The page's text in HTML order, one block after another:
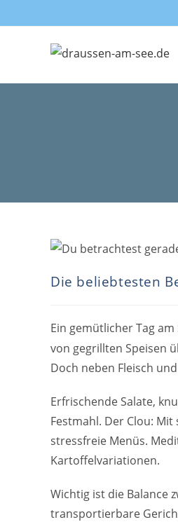
Inhalt
Die beliebtesten
Ein gemütlicher Tag
von gegrillten Speisen
Doch neben Fleisch
Erfrischende Salate,
Festmahl. Der Clou:
stressfreie Menüs.
Kartoffelvariationen.
Wichtig ist die Balance
transportierbare